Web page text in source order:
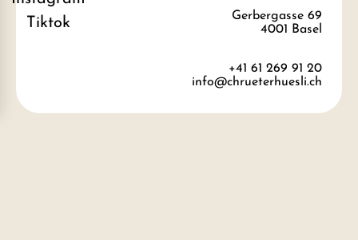
Gerbergasse 69
4001 Basel
+41 61 269 91 20
info@chrueterhuesli.ch
Tiktok